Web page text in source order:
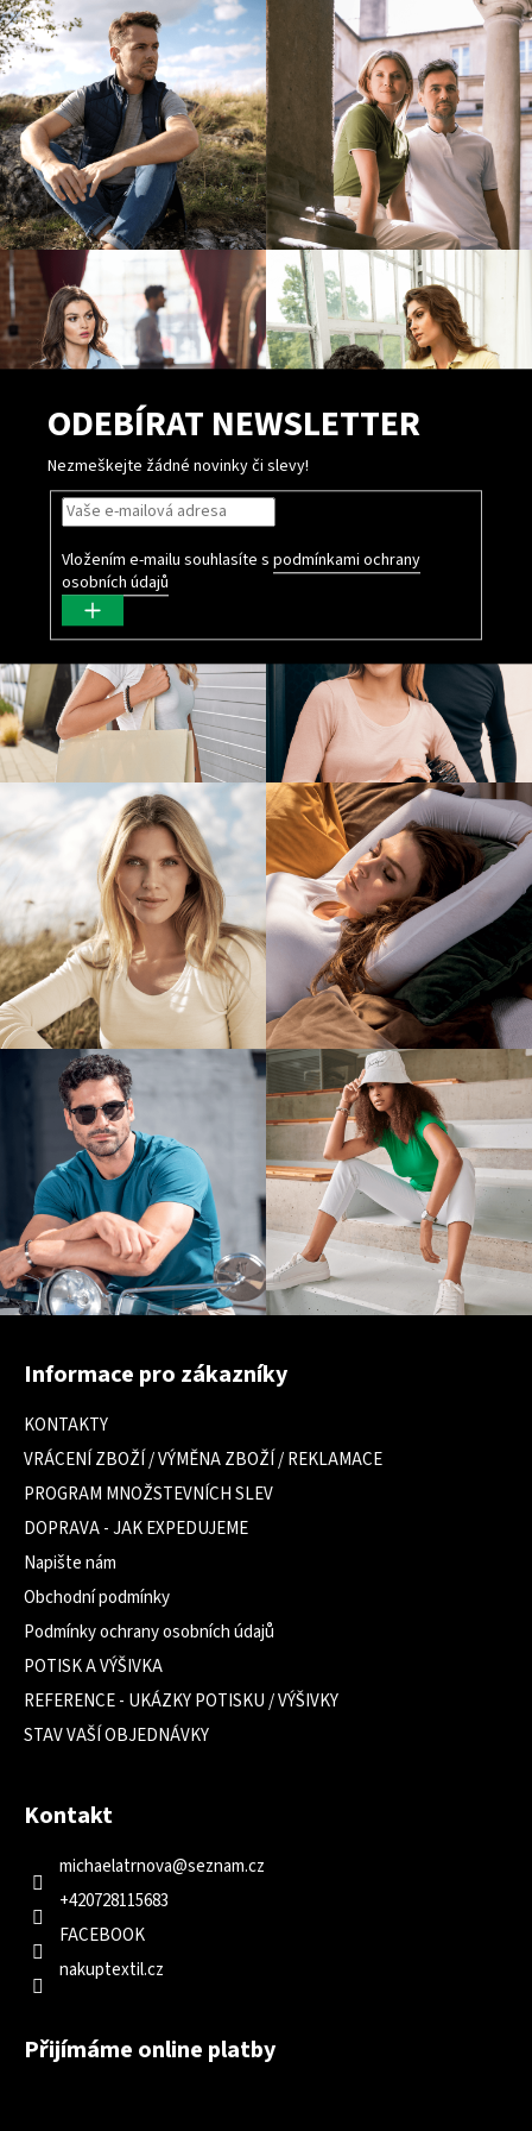
ý
p
i
s
u
ODEBÍRAT NEWSLETTER
Nezmeškejte žádné novinky či slevy!
Vložením e-mailu souhlasíte s podmínkami ochrany
osobních údajů
PŘIHLÁSIT
SE
Z
Informace pro zákazníky
KONTAKTY
VRÁCENÍ ZBOŽÍ / VÝMĚNA ZBOŽÍ / REKLAMACE
PROGRAM MNOŽSTEVNÍCH SLEV
DOPRAVA - JAK EXPEDUJEME
Napište nám
Obchodní podmínky
Podmínky ochrany osobních údajů
POTISK A VÝŠIVKA
REFERENCE - UKÁZKY POTISKU / VÝŠIVKY
STAV VAŠÍ OBJEDNÁVKY
Kontakt
michaelatrnova@seznam.cz
+420728115683
FACEBOOK
nakuptextil.cz
Přijímáme online platby